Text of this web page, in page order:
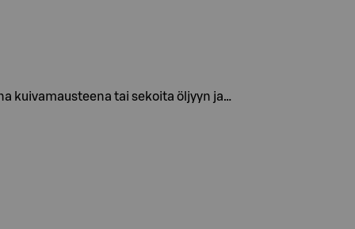
kuivamausteena tai sekoita öljyyn ja…